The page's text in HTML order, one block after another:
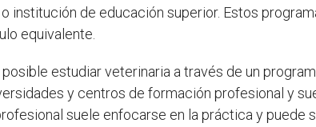
institución de educación superior. Estos
equivalente.
estudiar veterinaria a través de un
y centros de formación profesional y
suele enfocarse en la práctica y puede